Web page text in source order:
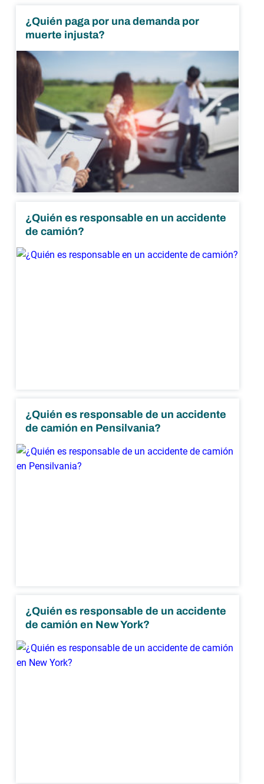
¿Quién paga por una demanda por
muerte injusta?
¿Quién es responsable en un accidente
de camión?
¿Quién es responsable de un accidente
de camión en Pensilvania?
¿Quién es responsable de un accidente
de camión en New York?